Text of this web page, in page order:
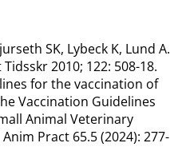
SK, Lybeck K, Lund A.
2010; 122: 508-18.
for the vaccination of
Vaccination Guidelines
Animal Veterinary
Pract 65.5 (2024): 277-